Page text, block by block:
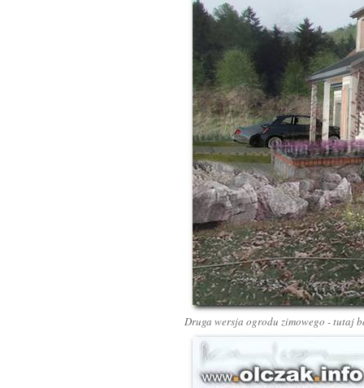
Druga wersja ogrodu zimowego - tutaj